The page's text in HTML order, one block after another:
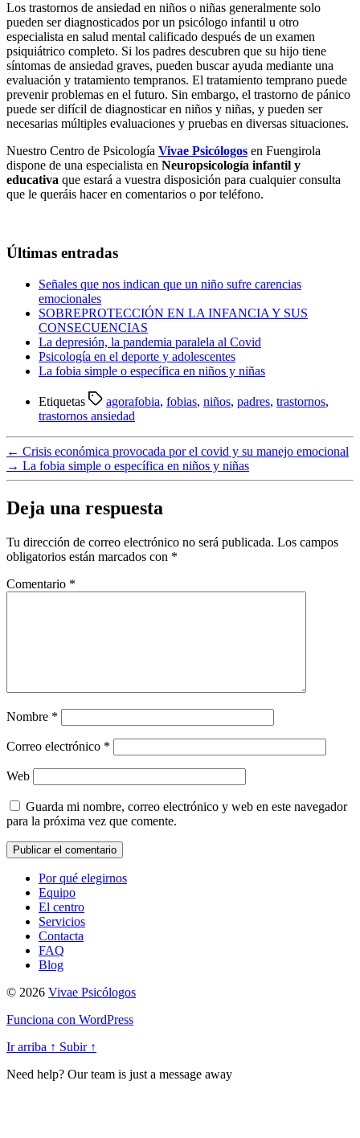
Los trastornos de ansiedad en niños o niñas generalmente solo
pueden ser diagnosticados por un psicólogo infantil u otro
especialista en salud mental calificado después de un examen
psiquiátrico completo. Si los padres descubren que su hijo tiene
síntomas de ansiedad graves, pueden buscar ayuda mediante una
evaluación y tratamiento tempranos. El tratamiento temprano puede
prevenir problemas en el futuro. Sin embargo, el trastorno de pánico
puede ser difícil de diagnosticar en niños y niñas, y pueden ser
necesarias múltiples evaluaciones y pruebas en diversas situaciones.
Nuestro Centro de Psicología Vivae Psicólogos en Fuengirola
dispone de una especialista en Neuropsicología infantil y
educativa que estará a vuestra disposición para cualquier consulta
que le queráis hacer en comentarios o por teléfono.
Últimas entradas
Señales que nos indican que un niño sufre carencias
emocionales
SOBREPROTECCIÓN EN LA INFANCIA Y SUS
CONSECUENCIAS
La depresión, la pandemia paralela al Covid
Psicología en el deporte y adolescentes
La fobia simple o específica en niños y niñas
Etiquetas agorafobia, fobias, niños, padres, trastornos,
trastornos ansiedad
← Crisis económica provocada por el covid y su manejo emocional
→ La fobia simple o específica en niños y niñas
Deja una respuesta
Tu dirección de correo electrónico no será publicada. Los campos
obligatorios están marcados con *
Comentario *
Nombre *
Correo electrónico *
Web
Guarda mi nombre, correo electrónico y web en este navegador
para la próxima vez que comente.
Por qué elegirnos
Equipo
El centro
Servicios
Contacta
FAQ
Blog
© 2026 Vivae Psicólogos
Funciona con WordPress
Ir arriba ↑ Subir ↑
Need help? Our team is just a message away